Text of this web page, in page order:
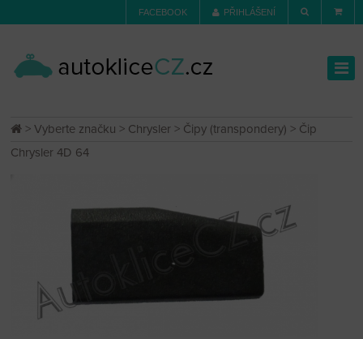
FACEBOOK PŘIHLÁŠENÍ
>Vyberte značku > Chrysler > Čipy (transpondery) > Čip
Chrysler 4D 64